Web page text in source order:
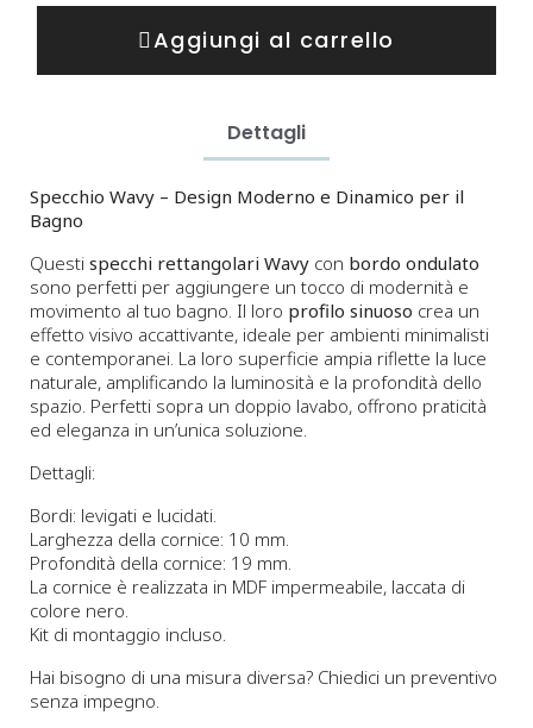
Aggiungi al carrello
Dettagli
Specchio Wavy – Design Moderno e Dinamico per il
Bagno
Questi specchi rettangolari Wavy con bordo ondulato
sono perfetti per aggiungere un tocco di modernità e
movimento al tuo bagno. Il loro profilo sinuoso crea un
effetto visivo accattivante, ideale per ambienti minimalisti
e contemporanei. La loro superficie ampia riflette la luce
naturale, amplificando la luminosità e la profondità dello
spazio. Perfetti sopra un doppio lavabo, offrono praticità
ed eleganza in un’unica soluzione.
Dettagli:
Bordi: levigati e lucidati.
Larghezza della cornice: 10 mm.
Profondità della cornice: 19 mm.
La cornice è realizzata in MDF impermeabile, laccata di
colore nero.
Kit di montaggio incluso.
Hai bisogno di una misura diversa? Chiedici un preventivo
senza impegno.